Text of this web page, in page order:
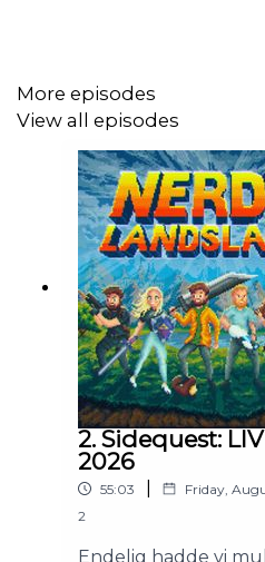
More episodes
View all episodes
2. Sidequest:
2026
55:03 Friday,
2
Endelig hadde vi